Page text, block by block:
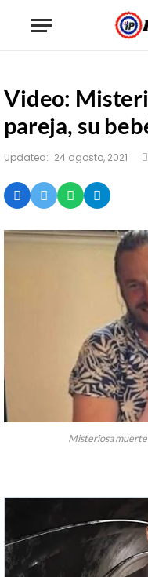
Video:
pareja, su
Updated: 24 agosto, 2021
Misteriosa muerte